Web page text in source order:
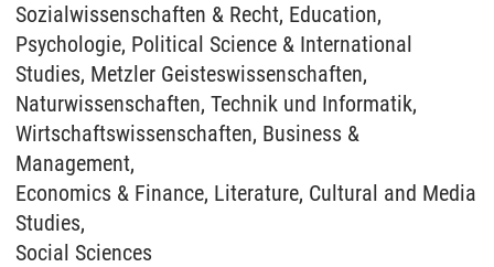
Sozialwissenschaften & Recht, Education,
Psychologie, Political Science & International
Studies, Metzler Geisteswissenschaften,
Naturwissenschaften, Technik und Informatik,
Wirtschaftswissenschaften, Business &
Management,
Economics & Finance, Literature, Cultural and Media
Studies,
Social Sciences